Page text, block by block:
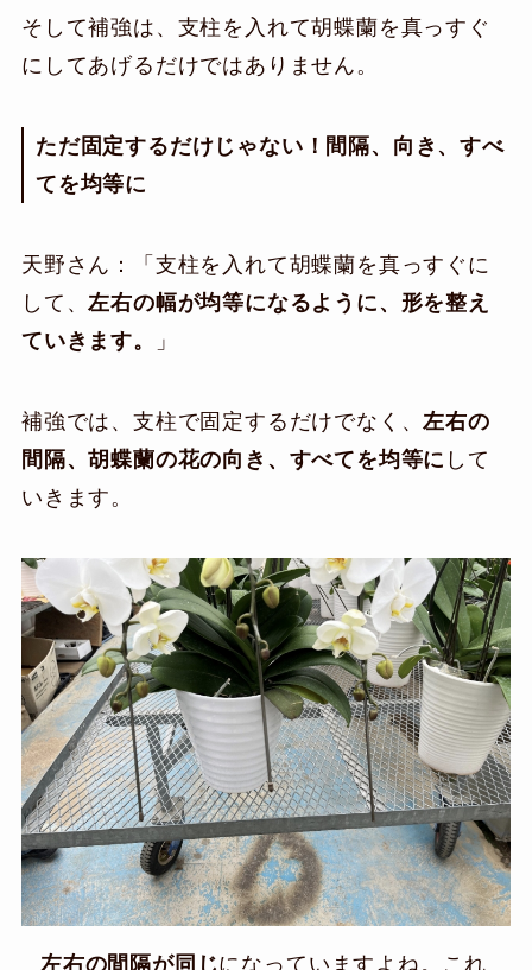
そして補強は、支柱を入れて胡蝶蘭を真っすぐ
にしてあげるだけではありません。
ただ固定するだけじゃない！間隔、向き、すべ
てを均等に
天野さん：「支柱を入れて胡蝶蘭を真っすぐに
して、左右の幅が均等になるように、形を整え
ていきます。
」
補強では、支柱で固定するだけでなく、左右の
間隔、胡蝶蘭の花の向き、すべてを均等に して
いきます。
左右の間隔が同じになっていますよね。これ